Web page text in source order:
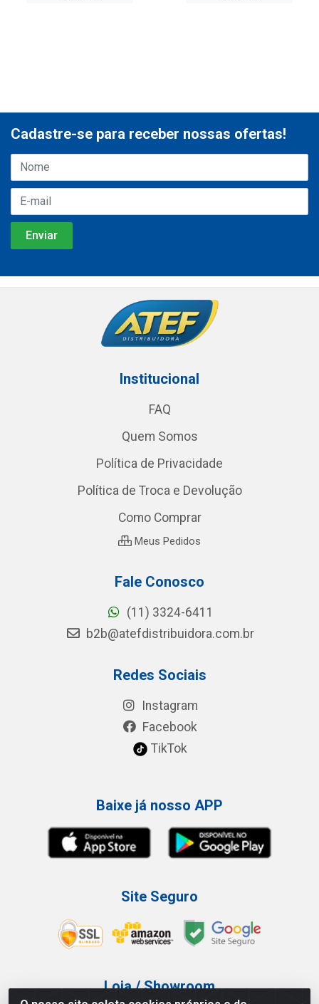
Cadastre-se para receber nossas ofertas!
Institucional
FAQ
Quem Somos
Política de Privacidade
Política de Troca e Devolução
Como Comprar
Meus Pedidos
Fale Conosco
(11) 3324-6411
b2b@atefdistribuidora.com.br
Redes Sociais
Instagram
Facebook
TikTok
Baixe já nosso APP
Site Seguro
Loja / Showroom